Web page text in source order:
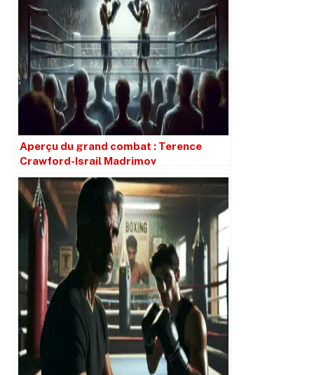
Aperçu du grand combat : Terence
Crawford-Israil Madrimov